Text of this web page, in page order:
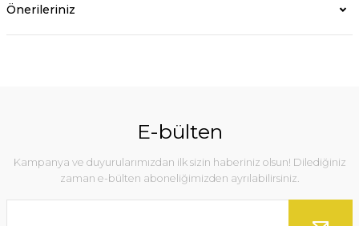
Önerileriniz
E-bülten
Kampanya ve duyurularımızdan ilk sizin haberiniz olsun! Dilediğiniz
zaman e-bülten aboneliğimizden ayrılabilirsiniz.